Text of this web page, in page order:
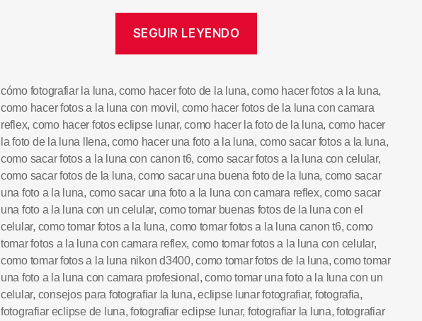
SEGUIR LEYENDO
cómo fotografiar la luna, como hacer foto de la luna,como hacer fotos a la luna,
como hacer fotos a la luna con movil , como hacer fotos de la luna con camara
reflex, como hacer fotos eclipse lunar,como hacer la foto de la luna, como hacer
la foto de la luna llena, como hacer una foto a la luna, como sacar fotos a la luna,
como sacar fotos a la luna con canon t6, como sacar fotos a la luna con celular,
como sacar fotos de la luna,como sacar una buena foto de la luna, como sacar
una foto a la luna, como sacar una foto a la luna con camara reflex,como sacar
una foto a la luna con un celular, como tomar buenas fotos de la luna con el
celular, como tomar fotos a la luna,como tomar fotos a la luna canon t6,como
tomar fotos a la luna con camara reflex, como tomar fotos a la luna con celular,
como tomar fotos a la luna nikon d3400,como tomar fotos de la luna,como tomar
una foto a la luna con camara profesional ,como tomar una foto a la luna con un
celular, consejos para fotografiar la luna,eclipse lunar fotografiar, fotografia,
fotografiar eclipse de luna,fotografiar eclipse lunar, fotografiar la luna,fotografiar